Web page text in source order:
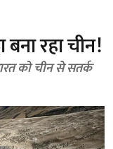
बना रहा चीन!
को चीन से सतर्क